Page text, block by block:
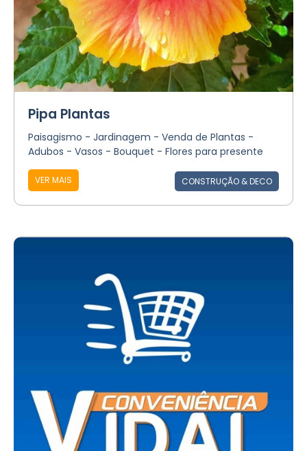
Pipa Plantas
Paisagismo - Jardinagem - Venda de Plantas -
Adubos - Vasos - Bouquet - Flores para presente
VER MAIS CONSTRUÇÃO & DECO